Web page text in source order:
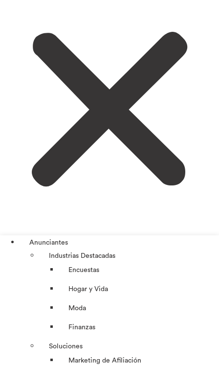
Anunciantes
Industrias Destacadas
Encuestas
Hogar y Vida
Moda
Finanzas
Soluciones
Marketing de Afiliación